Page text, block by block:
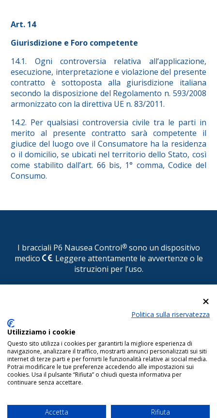
Art. 14
Giurisdizione e Foro competente
14.1. Ogni controversia relativa all’applicazione,
esecuzione, interpretazione e violazione del presente
contratto è sottoposta alla giurisdizione italiana
secondo la disposizione del Regolamento n. 593/2008
armonizzato con la direttiva UE n. 83/2011.
14.2. Per qualsiasi controversia civile tra le parti in
merito al presente contratto sarà competente il
giudice del luogo ove il Consumatore ha la residenza
o il domicilio, se ubicati nel territorio dello Stato, così
come stabilito dall’art. 66 bis, 1° comma, Codice del
Consumo.
I bracciali P6 Nausea Control®sono un dispositivo
medico
. Leggere attentamente le avvertenze o le
istruzioni per l’uso.
DISTRIBUITO IN ITALIA DA CONSULTEAM s.r.l. Via
Pasquale Paoli, 1 - 22100 COMO - Tel.
031.525522/525510 - Fax 031.525484 - E-mail:
info@consulteamsas.com
Reg. Imp. di Como - Cod. Fisc. e P. IVA 01063510406 Capitale Sociale
€.50.000 i.v.
Copyright © 2022 www.p6nauseacontrol.com Tutti i diritti riservati.
Data aut.min.rich. per il sito web = 11/10/2024
Politica sulla riservatezza
Utilizziamo i cookie
Questo sito utilizza i cookies per garantirti la migliore esperienza di
navigazione, analizzare il traffico, mostrarti annunci personalizzati sui siti
internet di terze parti e per fornirti le funzionalità relative ai social media.
Potrai modificare le tue preferenze accedendo alle impostazioni sui
cookies. Usa il pulsante “Rifiuta” o chiudi questa informativa per
continuare senza accettare.
Accetta Rifiuta